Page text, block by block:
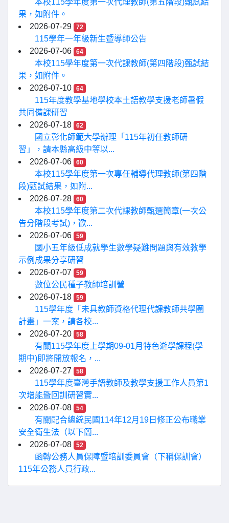
本校115學年度第一次代理教師(第五階段)甄試結
果，如附件。
2026-07-29
72
115學年一年級新生暨導師公告
2026-07-06
64
本校115學年度第一次代課教師(第四階段)甄試結
果，如附件。
2026-07-10
64
115年度教學基地學校本土語教學支援老師暑假
共同備課研習
2026-07-18
62
國立彰化師範大學辦理「115年初任教師研
習」，請本縣高級中等以...
2026-07-06
60
本校115學年度第一次專任輔導代理教師(第四階
段)甄試結果，如附...
2026-07-28
60
本校115學年度第二次代課教師甄選簡章(一次公
告分階段考試)，歡...
2026-07-06
59
國小五年級低成就學生數學疑難問題與有效教學
示例成果分享研習
2026-07-07
59
數位公民種子教師培訓營
2026-07-18
59
115學年度「未具教師資格代理代課教師共學圈
計畫」一案，請各校...
2026-07-20
58
有關115學年度上學期09-01月特色遊學課程(學
期中)即將開放報名，...
2026-07-27
58
115學年度臺灣手語教師及教學支援工作人員第1
次增能暨回訓研習實...
2026-07-08
54
有關配合總統民國114年12月19日修正公布職業
安全衛生法（以下簡...
2026-07-08
52
函轉公務人員保障暨培訓委員會（下稱保訓會）
115年公務人員行政...